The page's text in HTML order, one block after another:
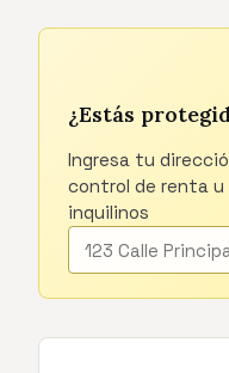
¿Estás
Ingresa tu
control de renta
inquilinos